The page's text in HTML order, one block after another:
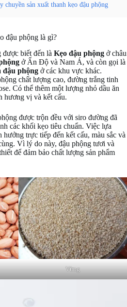
chuyền sản xuất thanh kẹo đậu phộng
đậu phộng là gì?
được biết đến là Kẹo đậu phộng ở châu
ở Ấn Độ và Nam Á, và còn gọi là
đậu phộng ở các khu vực khác.
chất lượng cao, đường trắng tinh
Có thể thêm một lượng nhỏ dầu ăn
hương vị và kết cấu.
được trộn đều với siro đường đã
các khối kẹo tiêu chuẩn. Việc lựa
hưởng trực tiếp đến kết cấu, màu sắc và
Vì lý do này, đậu phộng tươi và
để đảm bảo chất lượng sản phẩm
Vừng